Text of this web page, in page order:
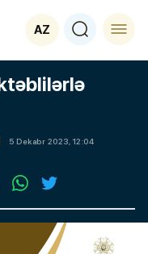
AZ
5 Dekabr 2023, 12:04